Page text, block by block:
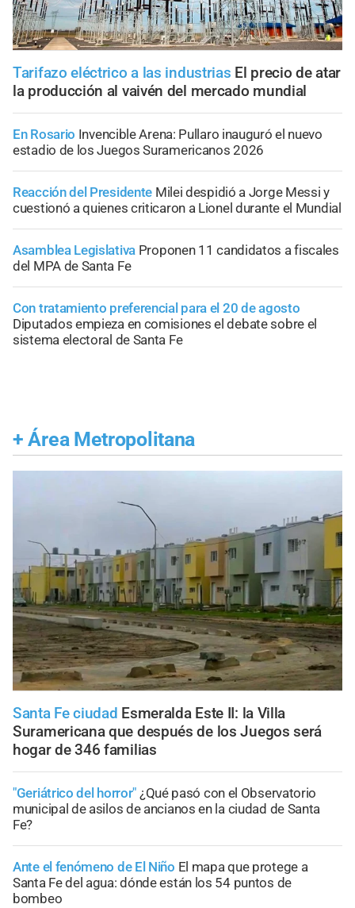
Tarifazo eléctrico a las industrias El precio de atar
la producción al vaivén del mercado mundial
En Rosario Invencible Arena: Pullaro inauguró el nuevo
estadio de los Juegos Suramericanos 2026
Reacción del Presidente Milei despidió a Jorge Messi y
cuestionó a quienes criticaron a Lionel durante el Mundial
Asamblea Legislativa Proponen 11 candidatos a fiscales
del MPA de Santa Fe
Con tratamiento preferencial para el 20 de agosto
Diputados empieza en comisiones el debate sobre el
sistema electoral de Santa Fe
+ Área Metropolitana
Santa Fe ciudad Esmeralda Este II: la Villa
Suramericana que después de los Juegos será
hogar de 346 familias
"Geriátrico del horror" ¿Qué pasó con el Observatorio
municipal de asilos de ancianos en la ciudad de Santa
Fe?
Ante el fenómeno de El Niño El mapa que protege a
Santa Fe del agua: dónde están los 54 puntos de
bombeo